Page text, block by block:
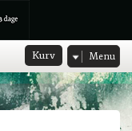
Kurv Menu